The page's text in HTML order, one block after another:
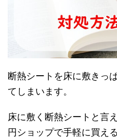
断熱シートを床に敷きっ
てしまいます。
床に敷く断熱シートと言
円ショップで手軽に買え